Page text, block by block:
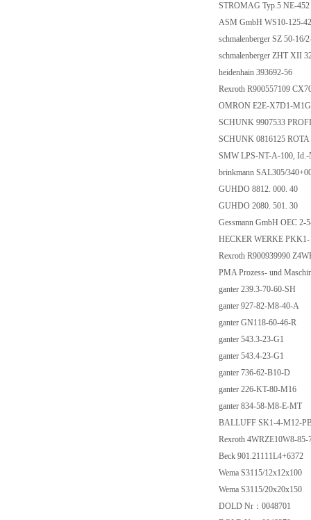
STROMAG Typ.5 NE-
ASM GmbH WS10-125-
schmalenberger SZ 50-
schmalenberger ZHT XII
heidenhain 393692-56
Rexroth R900557109
OMRON E2E-X7D1-
SCHUNK 9907533
SCHUNK 0816125
SMW LPS-NT-A-100,
brinkmann SAL305/
GUHDO 8812. 000. 40
GUHDO 2080. 501. 30
Gessmann GmbH OEC
HECKER WERKE
Rexroth R900939990
PMA Prozess- und
ganter 239.3-70-60-SH
ganter 927-82-M8-40-A
ganter GN118-60-46-R
ganter 543.3-23-G1
ganter 543.4-23-G1
ganter 736-62-B10-D
ganter 226-KT-80-M16
ganter 834-58-M8-E-MT
BALLUFF SK1-4-M12-
Rexroth 4WRZE10W8-
Beck 901.21111L4+6372
Wema S3115/12x12x100
Wema S3115/20x20x150
DOLD Nr：0048701